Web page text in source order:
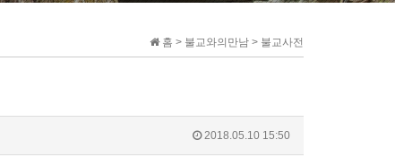
홈 > 불교와의만남 > 불교사전
2018.05.10 15:50